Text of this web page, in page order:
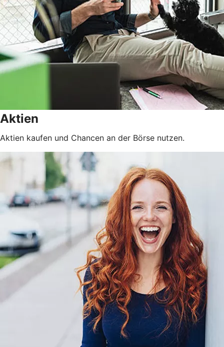
Aktien
Aktien kaufen und Chancen an der Börse nutzen.